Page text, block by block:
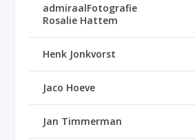
admiraalFotografie
Rosalie Hattem
Henk Jonkvorst
Jaco Hoeve
Jan Timmerman